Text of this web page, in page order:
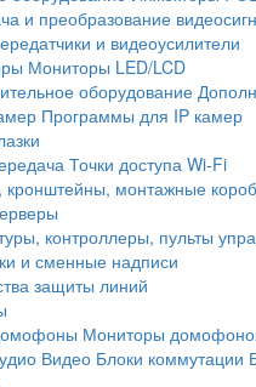
и преобразование
и видеоусилители
Мониторы LED/LCD
оборудование
Программы для IP камер
Точки доступа Wi-Fi
кронштейны, монтажные
контроллеры, пульты
и сменные надписи
защиты линий
Мониторы
Видео Блоки коммутации